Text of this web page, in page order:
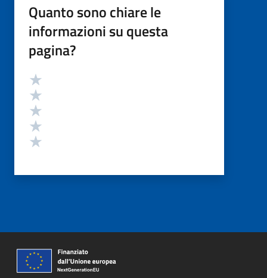
Quanto sono chiare le
informazioni su questa
pagina?
Valutazione